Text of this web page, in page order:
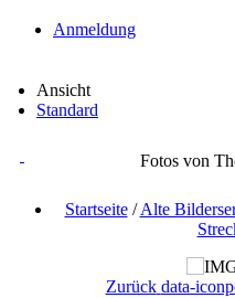
Anmeldung
Ansicht
Standard
Fotos von
Startseite/Alte
Zurück data-